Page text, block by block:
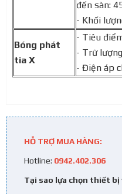
đến sàn:
- Khối
Bóng phát
tia X
- Tiêu
- Trữ
- Điện áp
HỖ TRỢ MUA HÀNG:
Hotline: 0942.402.306
Tại sao lựa chọn thiết bị